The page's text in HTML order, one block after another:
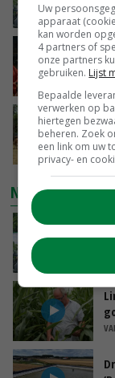
NIEUWSTE
Uw
apparaat
kan worden
4 partners of
onze partners
gebruiken. Lijst
Bepaalde
verwerken op
hiertegen
beheren. Zoek
een link om uw
privacy- en